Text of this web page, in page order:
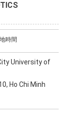
時間
University of
Ho Chi Minh